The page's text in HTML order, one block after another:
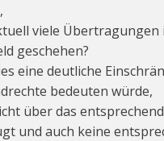
viele Übertragungen
geschehen?
eine deutliche
bedeuten würde,
über das
und auch keine